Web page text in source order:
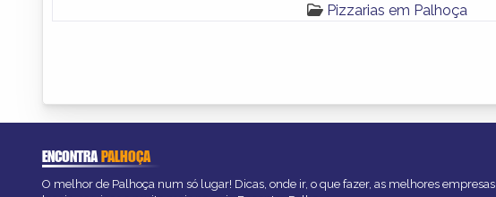
Pizzarias em Palhoça
ENCONTRAPALHOÇA
O melhor de Palhoça num só lugar! Dicas, onde ir, o que fazer, as melhores empresas,